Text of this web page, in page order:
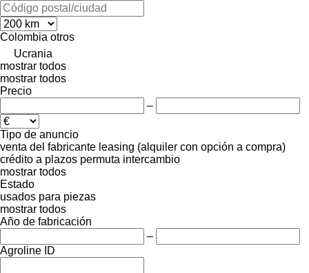
Colombia otros
Ucrania
mostrar todos
mostrar todos
Precio
–
Tipo de anuncio
venta del fabricante leasing (alquiler con opción a compra)
crédito a plazos permuta intercambio
mostrar todos
Estado
usados para piezas
mostrar todos
Año de fabricación
–
Agroline ID